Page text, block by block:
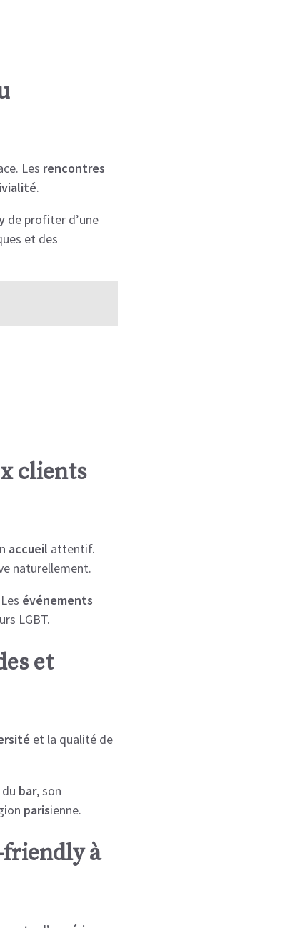
Les rencontres
.
de profiter d’une
et des
clients
accueil attentif.
naturellement.
événements
LGBT.
et
et la qualité de
du bar, son
parisienne.
friendly à